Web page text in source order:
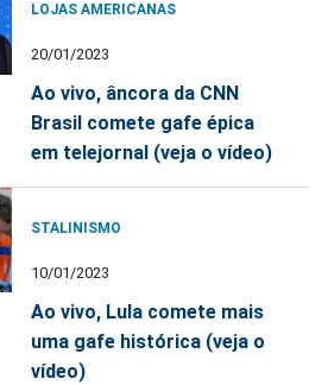
LOJAS AMERICANAS
20/01/2023
Ao vivo, âncora da CNN
Brasil comete gafe épica
em telejornal (veja o vídeo)
STALINISMO
10/01/2023
Ao vivo, Lula comete mais
uma gafe histórica (veja o
vídeo)